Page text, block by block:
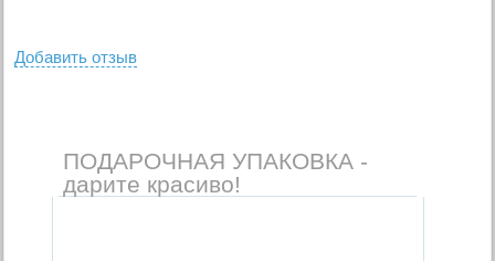
Добавить отзыв
ПОДАРОЧНАЯ УПАКОВКА -
дарите красиво!